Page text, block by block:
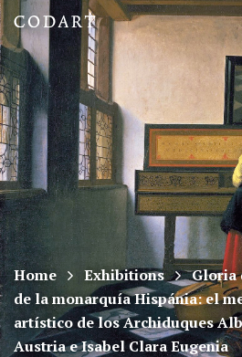
CODART,
Dutch
and
Flemish
art
in
museums
worldwide
Home Exhibitions
Gloria
de la monarquía Hispánia: el
artístico de los Archiduques
Austria e Isabel Clara Eugenia